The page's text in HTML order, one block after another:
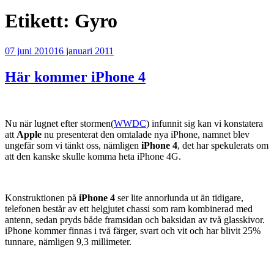
Etikett: Gyro
Publicerat
07 juni 201016 januari 2011
Här kommer iPhone 4
Nu när lugnet efter stormen(WWDC) infunnit sig kan vi konstatera
att Apple nu presenterat den omtalade nya iPhone, namnet blev
ungefär som vi tänkt oss, nämligen iPhone 4, det har spekulerats om
att den kanske skulle komma heta iPhone 4G.
Konstruktionen på iPhone 4 ser lite annorlunda ut än tidigare,
telefonen består av ett helgjutet chassi som ram kombinerad med
antenn, sedan pryds både framsidan och baksidan av två glasskivor.
iPhone kommer finnas i två färger, svart och vit och har blivit 25%
tunnare, nämligen 9,3 millimeter.